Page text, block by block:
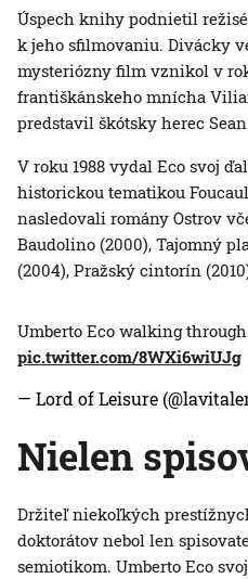
Úspech knihy podnietil
k jeho sfilmovaniu. Divácky
mysteriózny film vznikol v
františkánskeho mnícha
predstavil škótsky herec
V roku 1988 vydal Eco svoj
historickou tematikou
nasledovali romány Ostrov
Baudolino (2000), Tajomný
(2004), Pražský cintorín
Umberto Eco walking
pic.twitter.com/8WXi6wiUJg
— Lord of Leisure
Nielen
Držiteľ niekoľkých
doktorátov nebol len
semiotikom. Umberto Eco